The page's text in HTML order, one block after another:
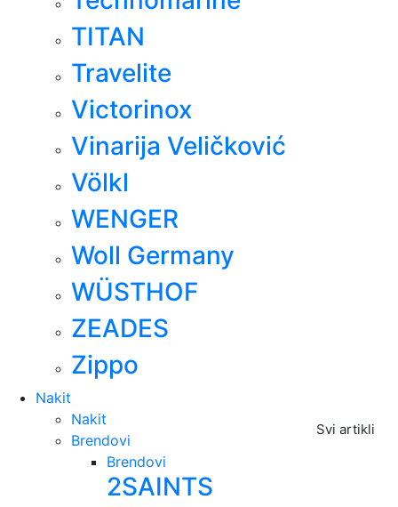
TITAN
Travelite
Victorinox
Vinarija Veličković
Völkl
WENGER
Woll Germany
WÜSTHOF
ZEADES
Zippo
Nakit
Svi artikli
Nakit
Brendovi
Brendovi
2SAINTS